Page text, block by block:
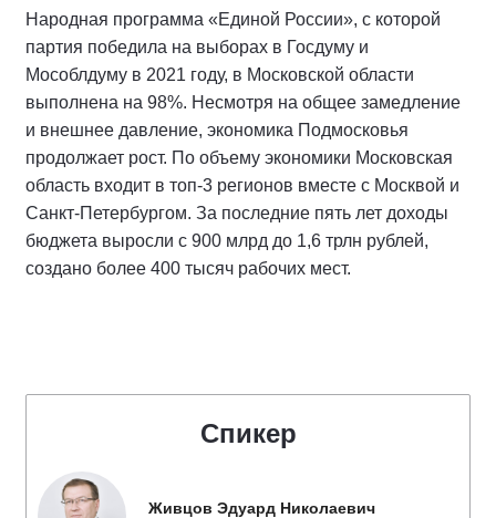
Народная программа «Единой России», с которой
партия победила на выборах в Госдуму и
Мособлдуму в 2021 году, в Московской области
выполнена на 98%. Несмотря на общее замедление
и внешнее давление, экономика Подмосковья
продолжает рост. По объему экономики Московская
область входит в топ-3 регионов вместе с Москвой и
Санкт-Петербургом. За последние пять лет доходы
бюджета выросли с 900 млрд до 1,6 трлн рублей,
создано более 400 тысяч рабочих мест.
Спикер
Живцов Эдуард Николаевич